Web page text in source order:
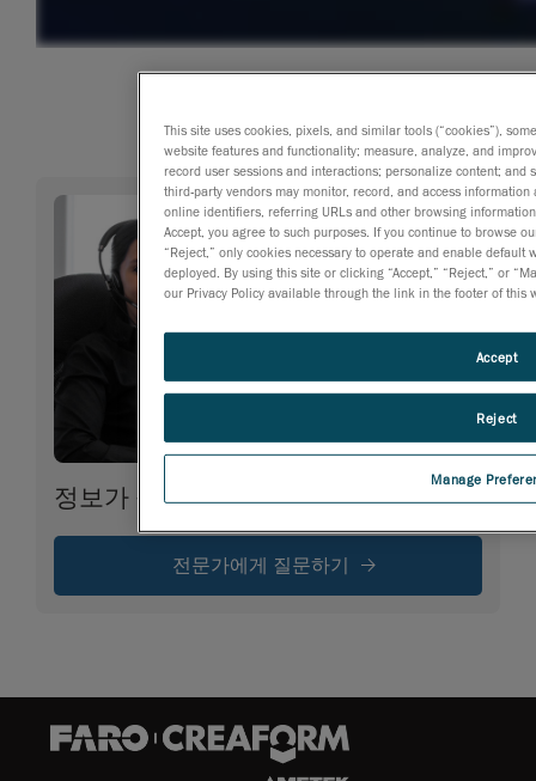
정보가 필요합니다
전문가에게 질문하기
This site uses cookies, pixels, and similar tools (“cookies”),
website features and functionality; measure, analyze, and
record user sessions and interactions; personalize content;
third-party vendors may monitor, record, and access
online identifiers, referring URLs and other browsing
Accept, you agree to such purposes. If you continue to browse
“Reject,” only cookies necessary to operate and enable
deployed. By using this site or clicking “Accept,” “Reject,” or
our Privacy Policy available through the link in the footer of this
Manage
Reject
Accept